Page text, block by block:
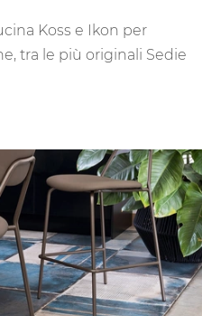
Koss e Ikon per
tra le più originali Sedie